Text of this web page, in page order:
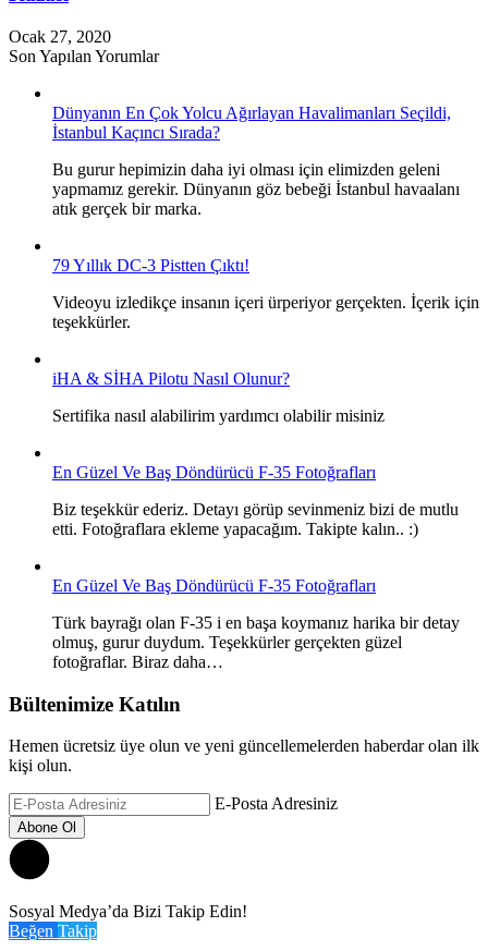
Ocak 27, 2020
Son Yapılan Yorumlar
Dünyanın En Çok Yolcu Ağırlayan Havalimanları Seçildi,
İstanbul Kaçıncı Sırada?
Bu gurur hepimizin daha iyi olması için elimizden geleni
yapmamız gerekir. Dünyanın göz bebeği İstanbul havaalanı
atık gerçek bir marka.
79 Yıllık DC-3 Pistten Çıktı!
Videoyu izledikçe insanın içeri ürperiyor gerçekten. İçerik için
teşekkürler.
iHA & SİHA Pilotu Nasıl Olunur?
Sertifika nasıl alabilirim yardımcı olabilir misiniz
En Güzel Ve Baş Döndürücü F-35 Fotoğrafları
Biz teşekkür ederiz. Detayı görüp sevinmeniz bizi de mutlu
etti. Fotoğraflara ekleme yapacağım. Takipte kalın.. :)
En Güzel Ve Baş Döndürücü F-35 Fotoğrafları
Türk bayrağı olan F-35 i en başa koymanız harika bir detay
olmuş, gurur duydum. Teşekkürler gerçekten güzel
fotoğraflar. Biraz daha…
Bültenimize Katılın
Hemen ücretsiz üye olun ve yeni güncellemelerden haberdar olan ilk
kişi olun.
E-Posta Adresiniz
Sosyal Medya’da Bizi Takip Edin!
Beğen Takip